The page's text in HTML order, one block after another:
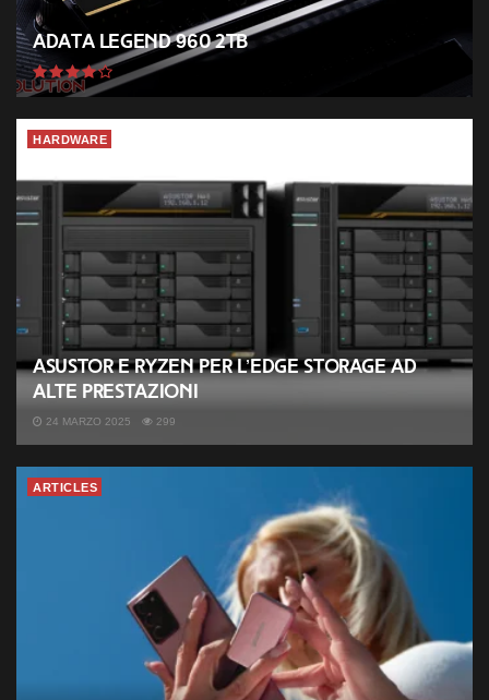
ADATA Legend 960 2TB
HARDWARE
ASUSTOR e Ryzen per l’Edge Storage ad
alte prestazioni
24 MARZO 2025 299
ARTICLES